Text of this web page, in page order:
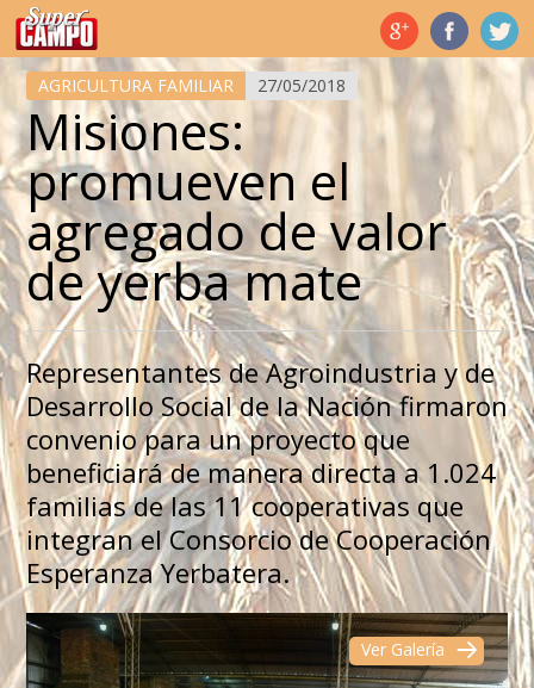
Temas de hoy
AGRICULTURA FAMILIAR 27/05/2018
Misiones:
promueven el
agregado de valor
de yerba mate
Representantes de Agroindustria y de
Desarrollo Social de la Nación firmaron
convenio para un proyecto que
beneficiará de manera directa a 1.024
familias de las 11 cooperativas que
integran el Consorcio de Cooperación
Esperanza Yerbatera.
Ver Galería